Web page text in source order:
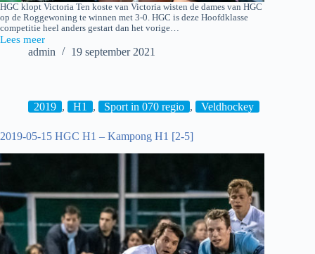
HGC klopt Victoria Ten koste van Victoria wisten de dames van HGC
op de Roggewoning te winnen met 3-0. HGC is deze Hoofdklasse
competitie heel anders gestart dan het vorige…
Lees meer
HGC
admin 19 september 2021
2019 , H1 , Sport in 070 regio , Veldhockey
2019-05-15 HGC H1 – Kampong H1 [2-5]